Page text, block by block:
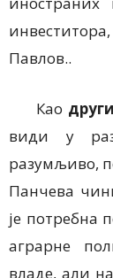
Павлов..
Као други
види у
разумљиво,
Панчева
је потребна
аграрне
владе, али